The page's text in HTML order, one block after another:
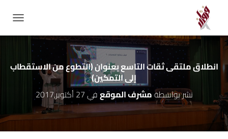
انطلاق ملتقى ثقات التاسع بعنوان (التطوع من الاستقطاب
إلى التمكين)
نشر بواسطةمشرف الموقعفي27 أكتوبر,2017